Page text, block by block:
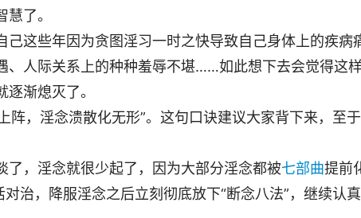
了。
己这些年因为贪图淫习一时之快导致自己身体上的疾病
、人际关系上的种种羞辱不堪……如此想下去会觉得这样
渐熄灭了。
阵，淫念溃散化无形”。这句口诀建议大家背下来，至于
了，淫念就很少起了，因为大部分淫念都被七部曲提前
治，降服淫念之后立刻彻底放下“断念八法”，继续认真